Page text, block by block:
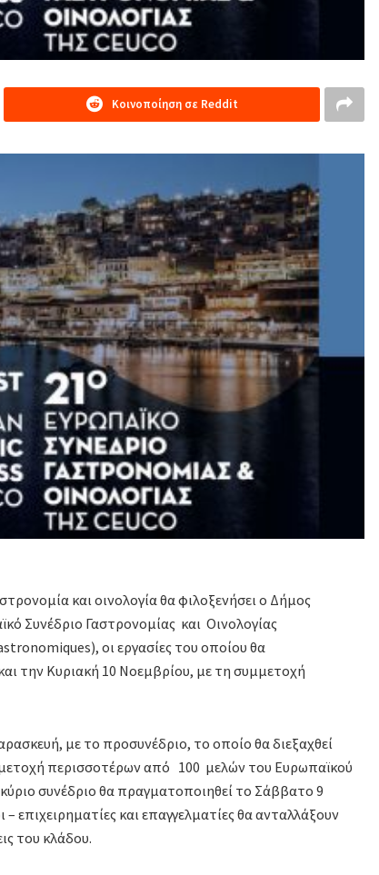
Κοινοποίηση σε Reddit
και οινολογία θα φιλοξενήσει ο Δήμος
Συνέδριο Γαστρονομίας και Οινολογίας
οι εργασίες του οποίου θα
την Κυριακή 10 Νοεμβρίου, με τη συμμετοχή
με το προσυνέδριο, το οποίο θα διεξαχθεί
περισσοτέρων από 100 μελών του Ευρωπαϊκού
συνέδριο θα πραγματοποιηθεί το Σάββατο 9
και επαγγελματίες θα ανταλλάξουν
του κλάδου.